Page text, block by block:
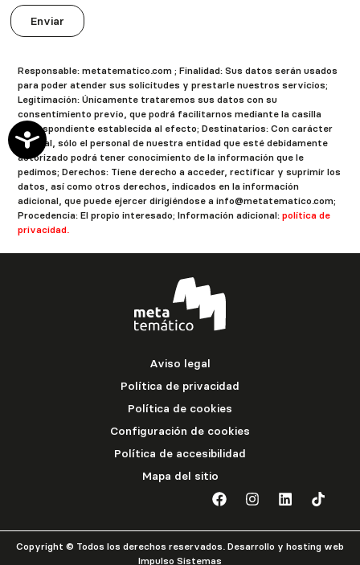
Accesibilidad
Enviar
Responsable: metatematico.com ; Finalidad: Sus datos serán usados
para poder atender sus solicitudes y prestarle nuestros servicios;
Legitimación: Únicamente trataremos sus datos con su
consentimiento previo, que podrá facilitarnos mediante la casilla
correspondiente establecida al efecto; Destinatarios: Con carácter
general, sólo el personal de nuestra entidad que esté debidamente
autorizado podrá tener conocimiento de la información que le
pedimos; Derechos: Tiene derecho a acceder, rectificar y suprimir los
datos, así como otros derechos, indicados en la información
adicional, que puede ejercer dirigiéndose a info@metatematico.com;
Procedencia: El propio interesado; Información adicional:política de
privacidad.
Aviso legal
Política de privacidad
Política de cookies
Configuración de cookies
Política de accesibilidad
Mapa del sitio
Copyright © Todos los derechos reservados. Desarrollo y hosting web
Impulso Sistemas